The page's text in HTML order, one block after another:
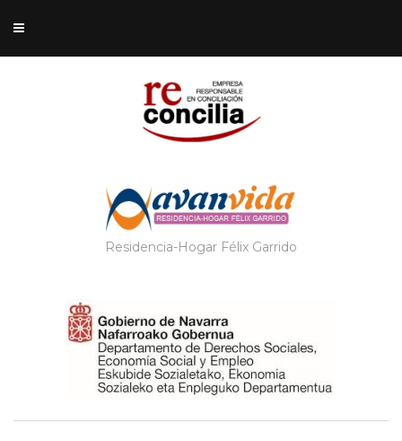
Residencia-Hogar Félix Garrido